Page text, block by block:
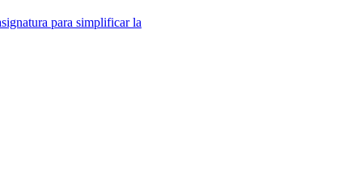
para simplificar la